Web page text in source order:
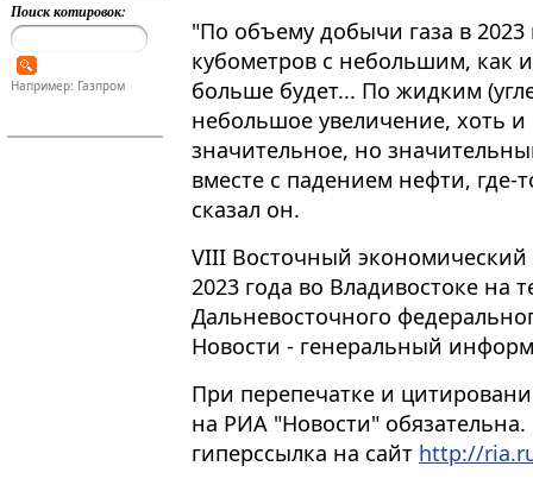
Поиск котировок:
Например: Газпром
"По объему добычи газа в 2023
кубометров с небольшим, как
больше будет​​​... По жидким
небольшое увеличение, хоть
значительное, но
вместе с падением нефти, где-
сказал он.
VIII Восточный экономический
2023 года во Владивостоке на
Дальневосточного
Новости - генеральный
При перепечатке и
на РИА "Новости"
гиперссылка на сайт http://